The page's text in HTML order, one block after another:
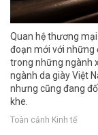
Quan hệ thương
đoạn mới với những
trong những ngành
ngành da giày Việt
nhưng cũng đang
khe.
Toàn cảnh Kinh tế